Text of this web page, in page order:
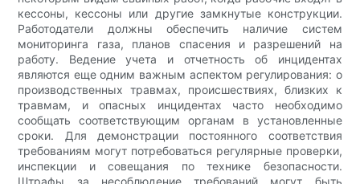
кессоны, кессоны или другие замкнутые конструкции.
Работодатели должны обеспечить наличие систем
мониторинга газа, планов спасения и разрешений на
работу. Ведение учета и отчетность об инцидентах
являются еще одним важным аспектом регулирования: о
производственных травмах, происшествиях, близких к
травмам, и опасных инцидентах часто необходимо
сообщать соответствующим органам в установленные
сроки. Для демонстрации постоянного соответствия
требованиям могут потребоваться регулярные проверки,
инспекции и совещания по технике безопасности.